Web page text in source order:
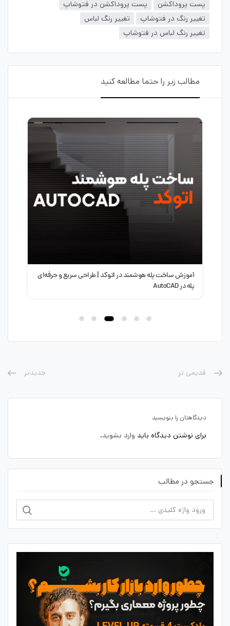
پست پروداکشن
پست پروداکشن در فتوشاپ
تغییر رنگ در فتوشاپ
تغییر رنگ لباس
تغییر رنگ لباس در فتوشاپ
مطالب زیر را حتما مطالعه کنید
آموزش ساخت پله هوشمند در اتوکد | طراحی سریع و حرفه‌ای
پله در AutoCAD
قدیمی تر جدیدتر
دیدگاهتان را بنویسید
برای نوشتن دیدگاه باید وارد بشوید.
جستجو در مطالب